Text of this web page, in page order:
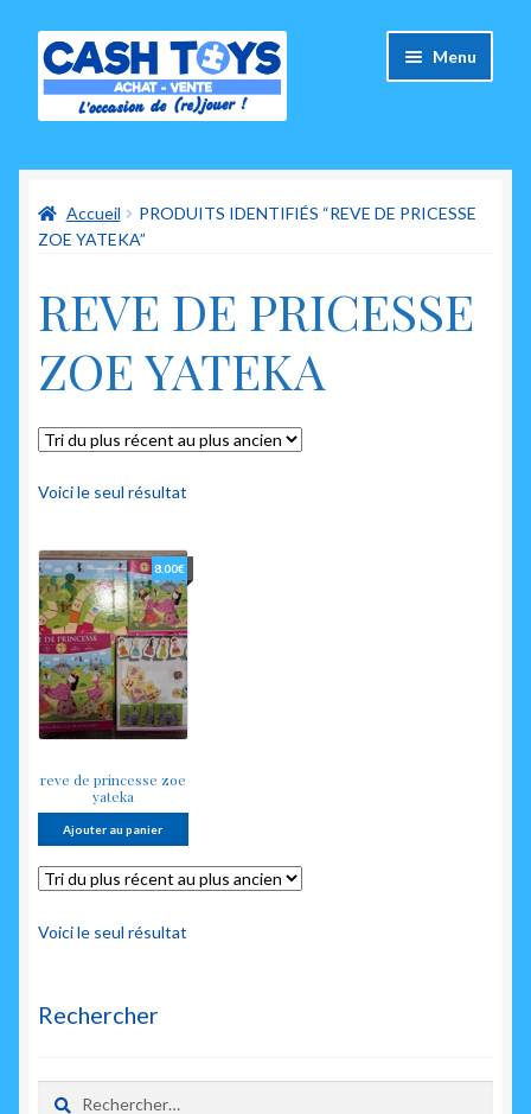
Aller
à
Aller
au
contenu
Menu
Carte Cadeau
Accueil
PRODUITS IDENTIFIÉS “REVE DE PRICESSE
ZOE YATEKA”
REVE DE PRICESSE
ZOE YATEKA
Voici le seul résultat
reve de princesse zoe
yateka
8.00€
Ajouter au panier
Voici le seul résultat
Rechercher
Rechercher :